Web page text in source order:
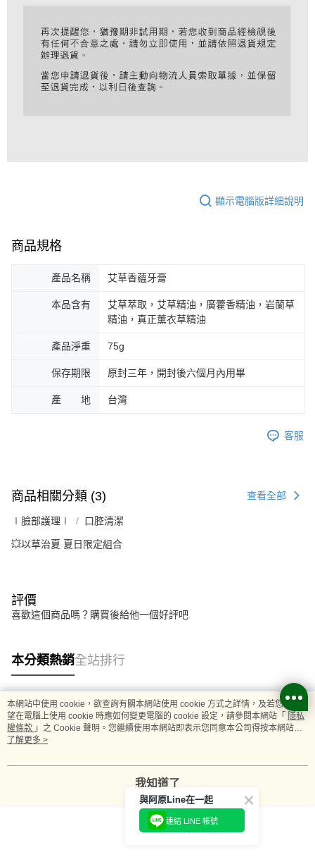
顯示電腦版詳細說明
商品規格
產品名稱 艾草香蘊牙膏
本品含有
艾草萃取，艾草精油，廣藿香精油，岩蘭草
精油，真正薰衣草精油
產品淨重 75g
保存期限 原封三年，開封後六個月內用畢
產 地 台灣
客服
商品相關分類 (3) 查看全部
∣臉部護理∣ 口腔清潔
💥以草治夏 夏日限定組合
評價
喜歡這個商品嗎？購買後給他一個好評吧
本分類熱銷全站排行
熱門標籤
本網站中使用 cookie，欲查詢有關本網站使用 cookie 方式之詳情，及若您不希
望在電腦上使用 cookie 時應如何變更電腦的 cookie 設定，請參閱本網站「 隱私
權條款 」之 Cookie 聲明。您繼續使用本網站即表示您同意本公司得按本網站使
用條款之 Cookie 聲明使用 cookie。
了解更多 >
我知道了
與阿原Line在一起
連結 LINE 帳號